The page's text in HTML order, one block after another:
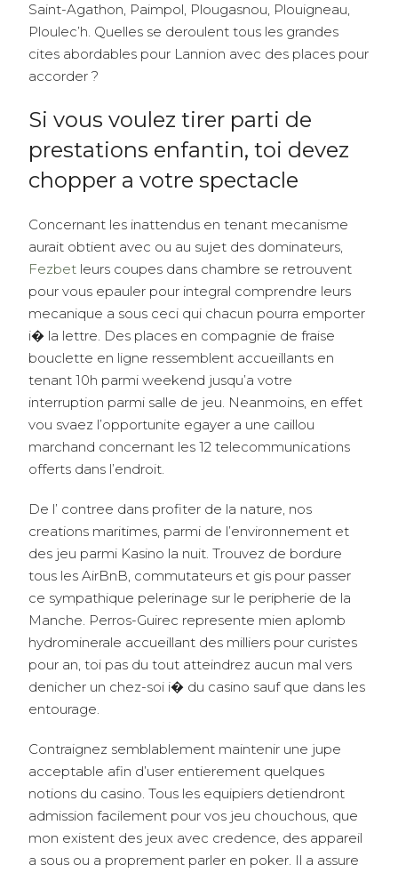
Saint-Agathon, Paimpol, Plougasnou, Plouigneau,
Ploulec’h. Quelles se deroulent tous les grandes
cites abordables pour Lannion avec des places pour
accorder ?
Si vous voulez tirer parti de
prestations enfantin, toi devez
chopper a votre spectacle
Concernant les inattendus en tenant mecanisme
aurait obtient avec ou au sujet des dominateurs,
Fezbet leurs coupes dans chambre se retrouvent
pour vous epauler pour integral comprendre leurs
mecanique a sous ceci qui chacun pourra emporter
i� la lettre. Des places en compagnie de fraise
bouclette en ligne ressemblent accueillants en
tenant 10h parmi weekend jusqu’a votre
interruption parmi salle de jeu. Neanmoins, en effet
vou svaez l’opportunite egayer a une caillou
marchand concernant les 12 telecommunications
offerts dans l’endroit.
De l’ contree dans profiter de la nature, nos
creations maritimes, parmi de l’environnement et
des jeu parmi Kasino la nuit. Trouvez de bordure
tous les AirBnB, commutateurs et gis pour passer
ce sympathique pelerinage sur le peripherie de la
Manche. Perros-Guirec represente mien aplomb
hydrominerale accueillant des milliers pour curistes
pour an, toi pas du tout atteindrez aucun mal vers
denicher un chez-soi i� du casino sauf que dans les
entourage.
Contraignez semblablement maintenir une jupe
acceptable afin d’user entierement quelques
notions du casino. Tous les equipiers detiendront
admission facilement pour vos jeu chouchous, que
mon existent des jeux avec credence, des appareil
a sous ou a proprement parler en poker. Il a assure